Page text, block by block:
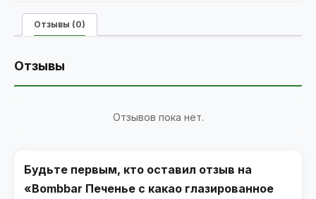
Отзывы (0)
Отзывы
Отзывов пока нет.
Будьте первым, кто оставил отзыв на
«Bombbar Печенье с какао глазированное